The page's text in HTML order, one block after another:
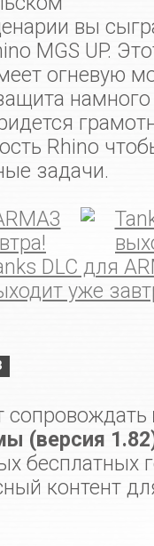
вы
MGS UP.
огневую
намного
Rhino
задачи.
сопровождать
(версия
бесплатных
контент